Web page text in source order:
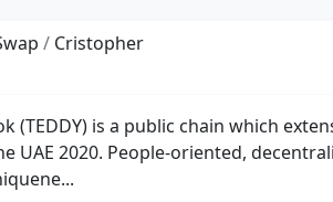
/ Cristopher
(TEDDY) is a public chain which
UAE 2020. People-oriented,